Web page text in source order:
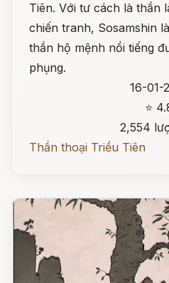
Tiên. Với tư cách là thần
chiến tranh, Sosamshin
thần hộ mệnh nổi tiếng
phụng.
16-01-
⭐
2,554
Thần thoại Triều Tiên